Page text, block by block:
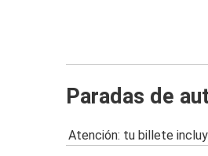
Paradas de
Atención: tu billete